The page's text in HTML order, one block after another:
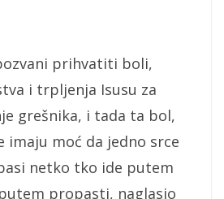
prihvatiti boli,
i trpljenja Isusu za
grešnika, i tada ta bol,
imaju moć da jedno srce
netko tko ide putem
propasti, naglasio